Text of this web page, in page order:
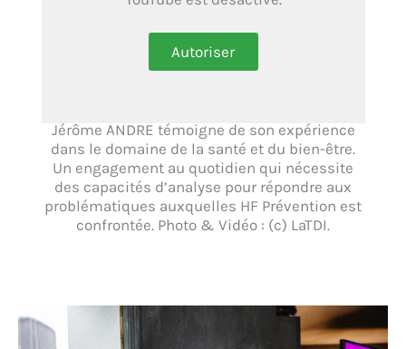
Autoriser
Jérôme ANDRÉ témoigne de son expérience
dans le domaine de la santé et du bien-être.
Un engagement au quotidien qui nécessite
des capacités d’analyse pour répondre aux
problématiques auxquelles HF Prévention est
confrontée. Photo & Vidéo : (c) LaTDI.